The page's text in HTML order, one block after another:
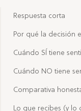
Respuesta corta
Por qué la decisión
Cuándo SÍ tiene
Cuándo NO tiene
Comparativa
Lo que recibes (y lo